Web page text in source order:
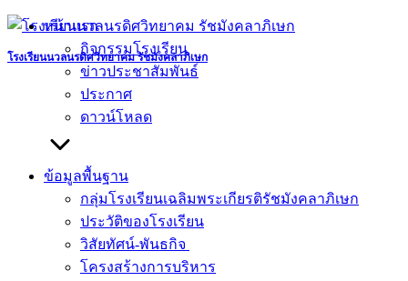
Skip
content
โรงเรียนนวลนรดิศวิทยาคม รัชมังคลาภิเษก
หน้าแรก
กิจกรรมโรงเรียน
ข่าวประชาสัมพันธ์
ประกาศ
ดาวน์โหลด
ข้อมูลพื้นฐาน
กลุ่มโรงเรียนเฉลิมพระเกียรติรัชมังคลาภิเษก
ประวัติของโรงเรียน
วิสัยทัศน์-พันธกิจ
โครงสร้างการบริหาร